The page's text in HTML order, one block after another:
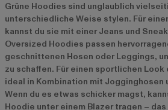
Grüne Hoodies sind unglaublich
unterschiedliche Weise stylen. Für
kannst du sie mit einer Jeans und
Oversized Hoodies passen
geschnittenen Hosen oder Leggings,
zu schaffen. Für einen sportlichen
ideal in Kombination mit Jogginghosen
Wenn du es etwas schicker magst,
Hoodie unter einem Blazer tragen –